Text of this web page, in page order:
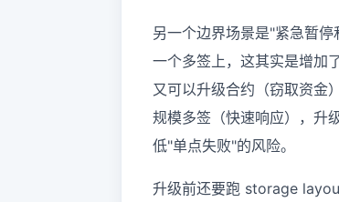
另一个边界场景是"紧急暂
一个多签上，这其实是增加
又可以升级合约（窃取资金
规模多签（快速响应），升
低"单点失败"的风险。
升级前还要跑 storage